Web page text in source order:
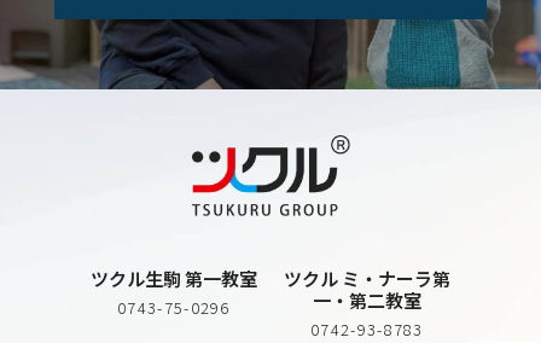
ツクル生駒 第一教室
0743-75-0296
ツクル ミ・ナーラ第
一・第二教室
0742-93-8783